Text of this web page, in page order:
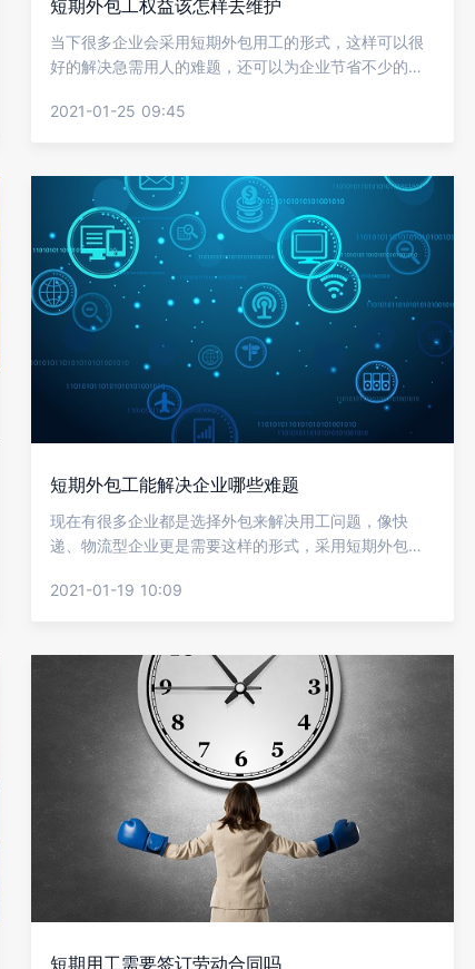
短期外包工权益该怎样去维护
当下很多企业会采用短期外包用工的形式，这样可以很
好的解决急需用人的难题，还可以为企业节省不少的人
害，因此外包工很有必要了解自身权益的维护，下面就
2021-01-25 09:45
短期外包工能解决企业哪些难题
现在有很多企业都是选择外包来解决用工问题，像快
递、物流型企业更是需要这样的形式，采用短期外包用
人成本，当然不少企业还会遇到其他方面的问题，下面
2021-01-19 10:09
短期用工需要签订劳动合同吗